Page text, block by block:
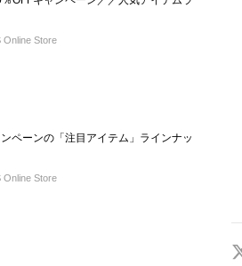
Online Store
ペーンの「注目アイテム」ラインナッ
Online Store